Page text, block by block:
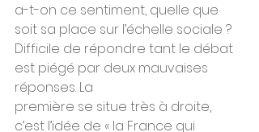
a-t-on ce sentiment, quelle que
soit sa place sur l’échelle sociale ?
Difficile de répondre tant le débat
est piégé par deux mauvaises
réponses. La
première se situe très à droite,
c’est l’idée de « la France qui